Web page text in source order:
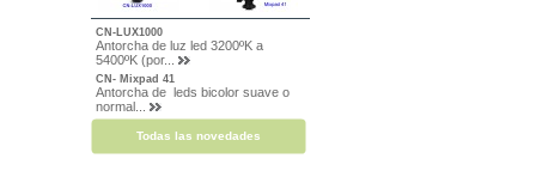
CN-LUX1000
Antorcha de luz led 3200ºK a
5400ºK (por...
CN- Mixpad 41
Antorcha de leds bicolor suave o
normal...
Todas las novedades